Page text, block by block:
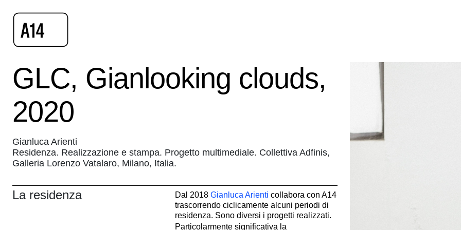
GLC, Gianlooking clouds,
2020
Gianluca Arienti
Residenza. Realizzazione e stampa. Progetto multimediale. Collettiva Adfinis,
Galleria Lorenzo Vatalaro, Milano, Italia.
La residenza Dal 2018 Gianluca Arienti collabora con A14
trascorrendo ciclicamente alcuni periodi di
residenza. Sono diversi i progetti realizzati.
Particolarmente significativa la